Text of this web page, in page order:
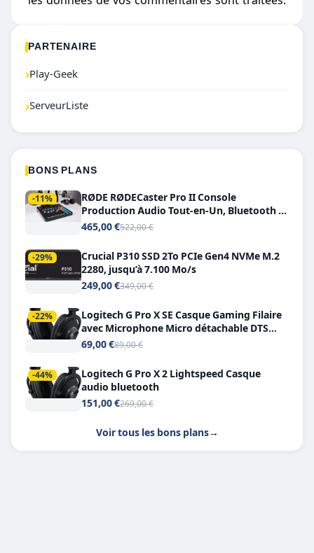
PARTENAIRE
›Play-Geek
›ServeurListe
BONS PLANS
-11%
RØDE RØDECaster Pro II Console
Production Audio Tout-en-Un, Bluetooth et
Double USB-C
465,00 €522,00 €
-29%
Crucial P310 SSD 2To PCIe Gen4 NVMe M.2
2280, jusqu’à 7.100 Mo/s
249,00 €349,00 €
-22%
Logitech G Pro X SE Casque Gaming Filaire
avec Microphone Micro détachable DTS
Headphone X 7.1
69,00 €89,00 €
-44%
Logitech G Pro X 2 Lightspeed Casque
audio bluetooth
151,00 €269,00 €
Voir tous les bons plans→